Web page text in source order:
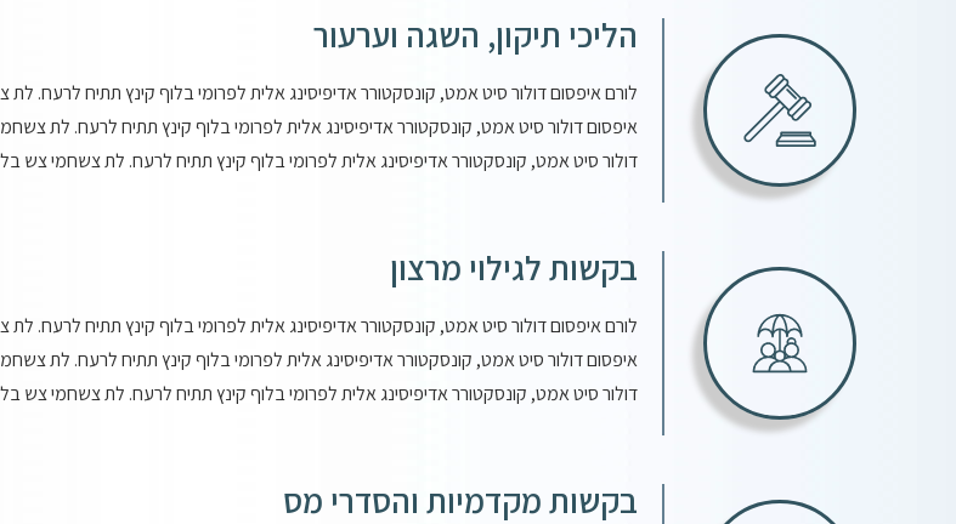
הליכי תיקון, השגה וערעור
לורם איפסום דולור סיט אמט, קונסקטורר אדיפיסינג אלית לפרומי בלוף קינץ תתיח לרעח.
איפסום דולור סיט אמט, קונסקטורר אדיפיסינג אלית לפרומי בלוף קינץ תתיח לרעח. לת
דולור סיט אמט, קונסקטורר אדיפיסינג אלית לפרומי בלוף קינץ תתיח לרעח. לת צשחמי צש
בקשות לגילוי מרצון
לורם איפסום דולור סיט אמט, קונסקטורר אדיפיסינג אלית לפרומי בלוף קינץ תתיח לרעח.
איפסום דולור סיט אמט, קונסקטורר אדיפיסינג אלית לפרומי בלוף קינץ תתיח לרעח. לת
דולור סיט אמט, קונסקטורר אדיפיסינג אלית לפרומי בלוף קינץ תתיח לרעח. לת צשחמי צש
בקשות מקדמיות והסדרי מס​